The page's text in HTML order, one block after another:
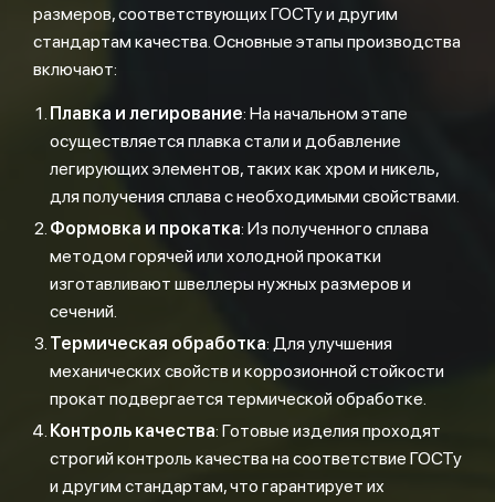
размеров, соответствующих ГОСТу и другим
стандартам качества. Основные этапы производства
включают:
Плавка и легирование: На начальном этапе
осуществляется плавка стали и добавление
легирующих элементов, таких как хром и никель,
для получения сплава с необходимыми свойствами.
Формовка и прокатка: Из полученного сплава
методом горячей или холодной прокатки
изготавливают швеллеры нужных размеров и
сечений.
Термическая обработка: Для улучшения
механических свойств и коррозионной стойкости
прокат подвергается термической обработке.
Контроль качества: Готовые изделия проходят
строгий контроль качества на соответствие ГОСТу
и другим стандартам, что гарантирует их